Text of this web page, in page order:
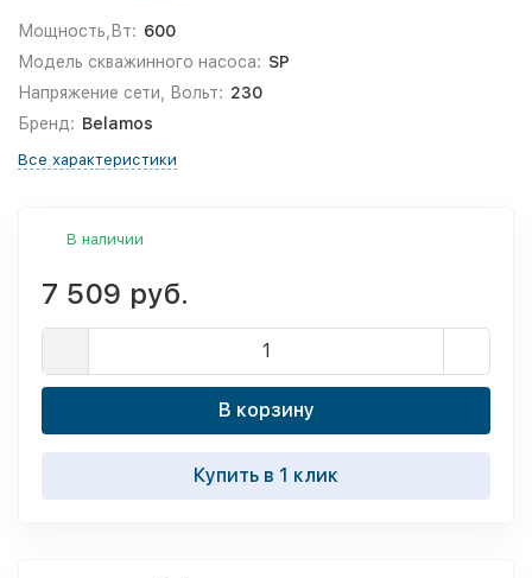
Мощность,Вт: 600
Модель скважинного насоса: SP
Напряжение сети, Вольт: 230
Бренд: Belamos
Все характеристики
В наличии
7 509 руб.
В корзину
Купить в 1 клик